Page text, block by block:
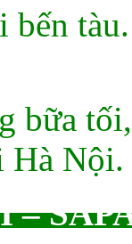
bến
bữa
Hà Nội.
–